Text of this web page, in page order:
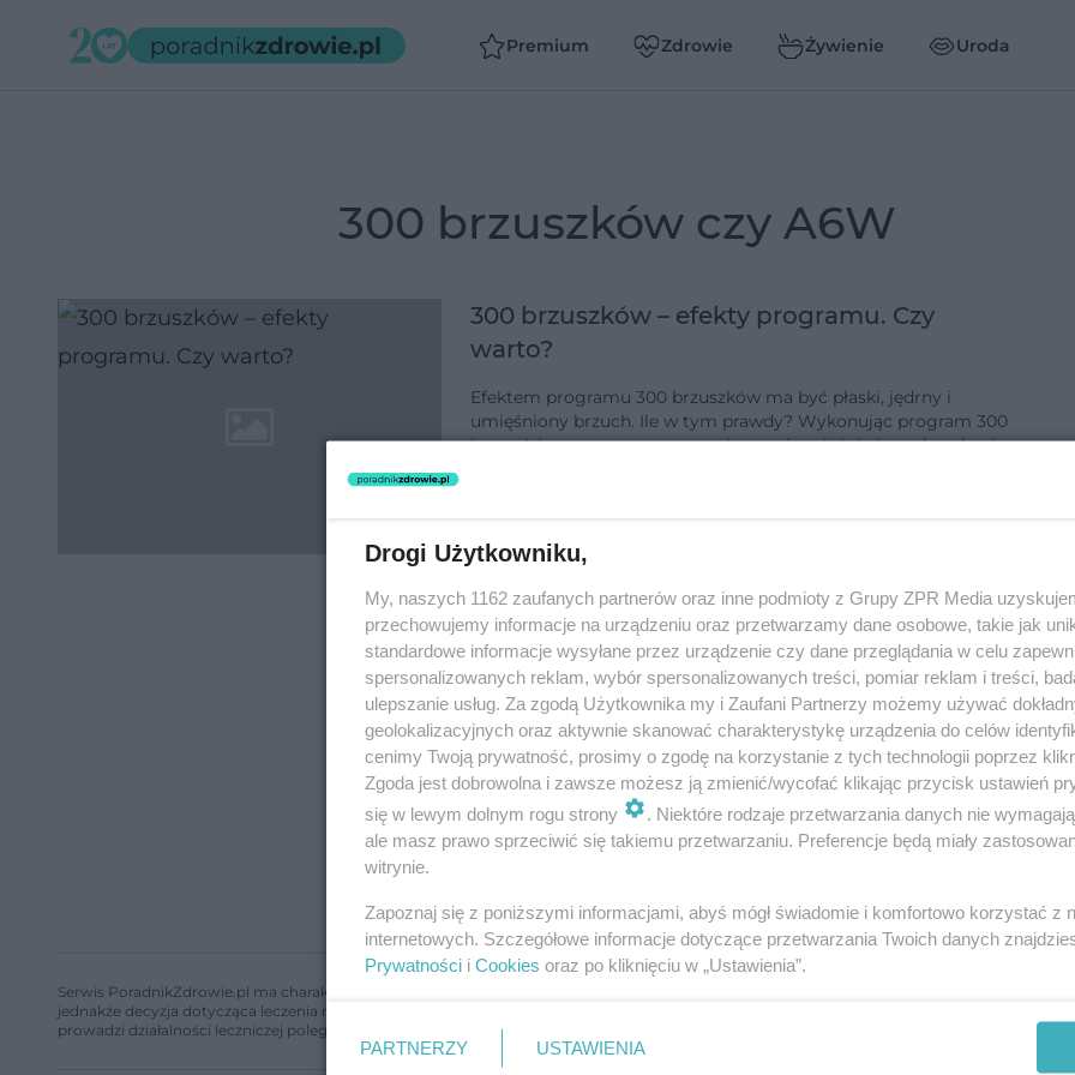
Premium Zdrowie Żywienie Uroda
300 brzuszków czy A6W
300 brzuszków – efekty programu. Czy
warto?
Efektem programu 300 brzuszków ma być płaski, jędrny i
umięśniony brzuch. Ile w tym prawdy? Wykonując program 300
brzuszków, na pewno wzmocnisz swoje mięśnie brzucha, ale nie
Serwis PoradnikZdrowie.pl ma charakter edukacyjny, nie stanowi i nie zastępuje porady lekarskiej. Redakcja serwisu dokłada wszelkich
jednakże decyzja dotycząca leczenia należy do lekarza. Redakcja i wydawca serwisu nie ponoszą odpowiedzialności wynikającej z
prowadzi działalności leczniczej polegającej na udzielaniu świadczeń zdrowotnych w rozumieniu art. 3 ust 1 ustawy o działalności leczniczej.
Drogi Użytkowniku,
My, naszych 1162 zaufanych partnerów oraz inne podmioty z Grupy ZPR Media
przechowujemy informacje na urządzeniu oraz przetwarzamy dane osobowe, takie jak
standardowe informacje wysyłane przez urządzenie czy dane przeglądania w celu
spersonalizowanych reklam, wybór spersonalizowanych treści, pomiar reklam i treści,
ulepszanie usług. Za zgodą Użytkownika my i Zaufani Partnerzy możemy używać
geolokalizacyjnych oraz aktywnie skanować charakterystykę urządzenia do celów
cenimy Twoją prywatność, prosimy o zgodę na korzystanie z tych technologii poprzez
Zgoda jest dobrowolna i zawsze możesz ją zmienić/wycofać klikając przycisk ustawień
się w lewym dolnym rogu strony
. Niektóre rodzaje przetwarzania danych nie
ale masz prawo sprzeciwić się takiemu przetwarzaniu. Preferencje będą miały
witrynie.
Zapoznaj się z poniższymi informacjami, abyś mógł świadomie i komfortowo korzystać z
internetowych. Szczegółowe informacje dotyczące przetwarzania Twoich danych
Prywatności i Cookies oraz po kliknięciu w „Ustawienia”.
PARTNERZY USTAWIENIA